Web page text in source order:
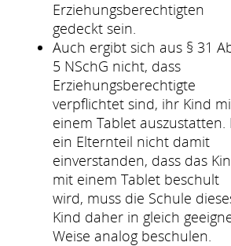
Erziehungsberechtigten
gedeckt sein.
Auch ergibt sich aus § 31
5 NSchG nicht, dass
Erziehungsberechtigte
verpflichtet sind, ihr Kind
einem Tablet auszustatten.
ein Elternteil nicht damit
einverstanden, dass das
mit einem Tablet beschult
wird, muss die Schule
Kind daher in gleich
Weise analog beschulen.